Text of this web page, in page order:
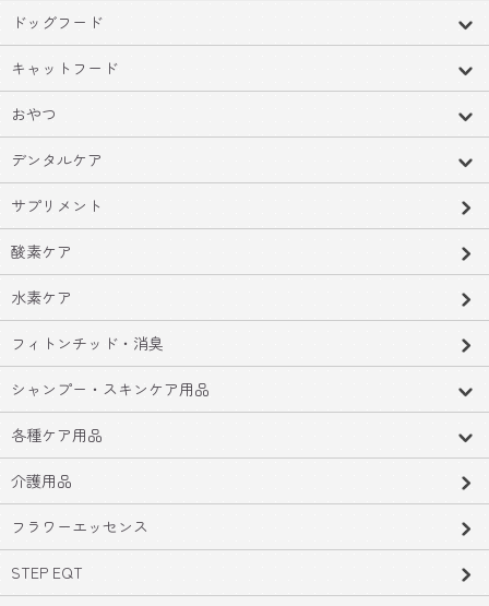
ドッグフード
キャットフード
おやつ
デンタルケア
サプリメント
酸素ケア
水素ケア
フィトンチッド・消臭
シャンプー・スキンケア用品
各種ケア用品
介護用品
フラワーエッセンス
STEP EQT